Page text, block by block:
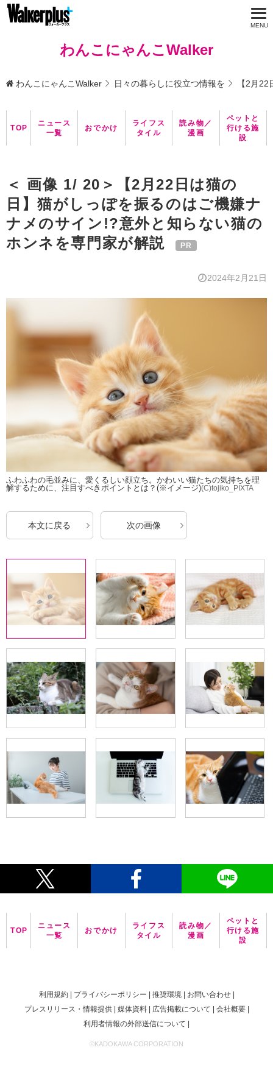
わんこにゃんこWalker
わんこにゃんこWalker 日々の暮らしに役立つ情報を 【2月
TOP
ニュース
一覧
おでかけ
ライフス
タイル
読み物／
漫画
ペットと
行ける施
設
＜ 画像 1/ 20＞【2月22日は猫の
日】猫がしっぽを振るのはご機嫌ナ
ナメのサイン!?意外と知らない猫の
ホンネを専門家が解説
2024年2月21日
ふわふわの毛並みに、愛くるしい顔立ち。かわいい猫たちの気持ちを理
解するために、注目すべきポイントとは？(※イメージ)(C)tojiko_PIXTA
本文に戻る 次の画像
TOP
ニュース
一覧
おでかけ
ライフス
タイル
読み物／
漫画
ペットと
行ける施
設
利用規約 プライバシーポリシー 推奨環境
お問い合わせ
プレスリリース・情報提供
媒体資料 広告掲載について
会社概要
利用者情報の外部送信について
©KADOKAWA CORPORATION